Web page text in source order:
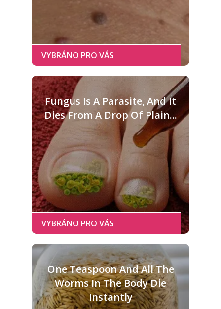
Fungus Is A Parasite, And It
Dies From A Drop Of Plain...
One Teaspoon And All The
Worms In The Body Die
Instantly